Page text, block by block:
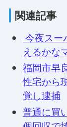
関連記事
今夜ス
えるかな
福岡市早
性宅から
覚し逮捕
普通に買